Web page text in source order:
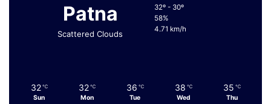
Patna
Scattered Clouds
32º - 30º
58%
4.71 km/h
32 ℃
Sun
32 ℃
Mon
36 ℃
Tue
38 ℃
Wed
35 ℃
Thu